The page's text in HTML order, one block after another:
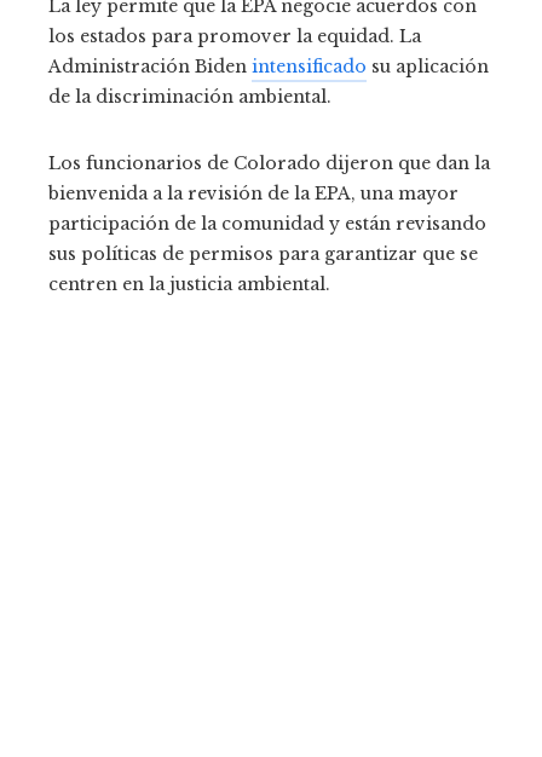
La ley permite que la EPA negocie acuerdos con
los estados para promover la equidad. La
Administración Biden intensificado su aplicación
de la discriminación ambiental.
Los funcionarios de Colorado dijeron que dan la
bienvenida a la revisión de la EPA, una mayor
participación de la comunidad y están revisando
sus políticas de permisos para garantizar que se
centren en la justicia ambiental.